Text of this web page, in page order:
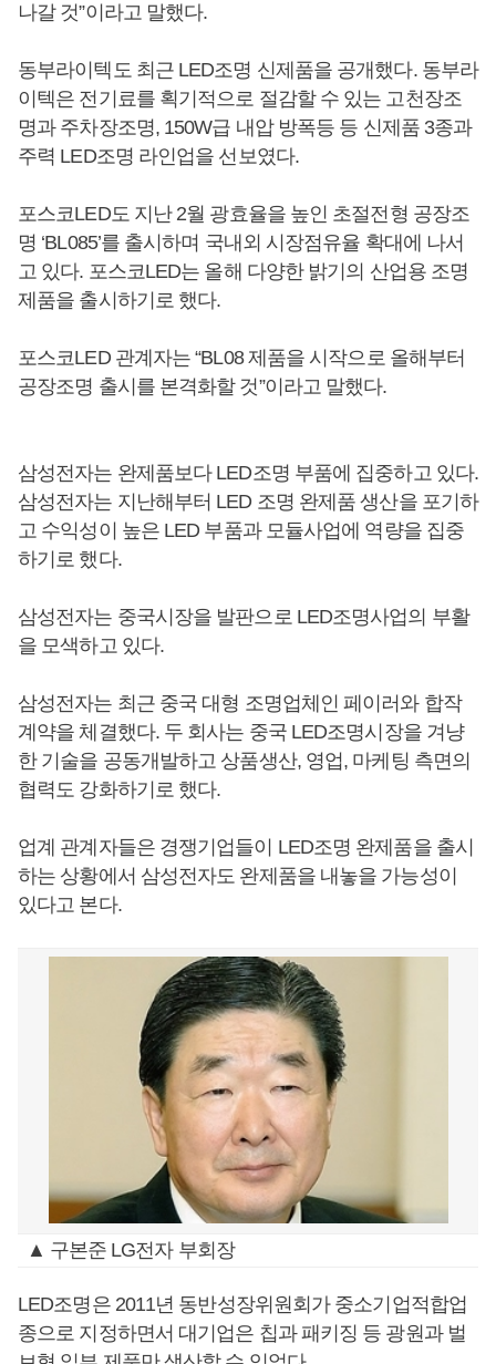
나갈 것”이라고 말했다.
동부라이텍도 최근 LED조명 신제품을 공개했다. 동부라
이텍은 전기료를 획기적으로 절감할 수 있는 고천장조
명과 주차장조명, 150W급 내압 방폭등 등 신제품 3종과
주력 LED조명 라인업을 선보였다.
포스코LED도 지난 2월 광효율을 높인 초절전형 공장조
명 ‘BL085’를 출시하며 국내외 시장점유율 확대에 나서
고 있다. 포스코LED는 올해 다양한 밝기의 산업용 조명
제품을 출시하기로 했다.
포스코LED 관계자는 “BL08 제품을 시작으로 올해부터
공장조명 출시를 본격화할 것”이라고 말했다.
삼성전자는 완제품보다 LED조명 부품에 집중하고 있다.
삼성전자는 지난해부터 LED 조명 완제품 생산을 포기하
고 수익성이 높은 LED 부품과 모듈사업에 역량을 집중
하기로 했다.
삼성전자는 중국시장을 발판으로 LED조명사업의 부활
을 모색하고 있다.
삼성전자는 최근 중국 대형 조명업체인 페이러와 합작
계약을 체결했다. 두 회사는 중국 LED조명시장을 겨냥
한 기술을 공동개발하고 상품생산, 영업, 마케팅 측면의
협력도 강화하기로 했다.
업계 관계자들은 경쟁기업들이 LED조명 완제품을 출시
하는 상황에서 삼성전자도 완제품을 내놓을 가능성이
있다고 본다.
▲ 구본준 LG전자 부회장
LED조명은 2011년 동반성장위원회가 중소기업적합업
종으로 지정하면서 대기업은 칩과 패키징 등 광원과 벌